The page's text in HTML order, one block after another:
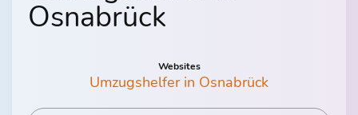
Osnabrück
Websites
Umzugshelfer in Osnabrück